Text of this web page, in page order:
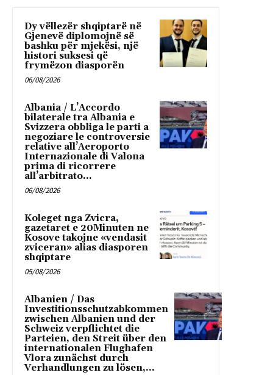
Dy vëllezër shqiptarë në
Gjenevë diplomojnë së
bashku për mjekësi, një
histori suksesi që
frymëzon diasporën
06/08/2026
Albania / L’Accordo
bilaterale tra Albania e
Svizzera obbliga le parti a
negoziare le controversie
relative all’Aeroporto
Internazionale di Valona
prima di ricorrere
all’arbitrato...
06/08/2026
Koleget nga Zvicra,
gazetaret e 20Minuten ne
Kosove takojne «vendasit
zviceran» alias diasporen
shqiptare
05/08/2026
Albanien / Das
Investitionsschutzabkommen
zwischen Albanien und der
Schweiz verpflichtet die
Parteien, den Streit über den
internationalen Flughafen
Vlora zunächst durch
Verhandlungen zu lösen,...